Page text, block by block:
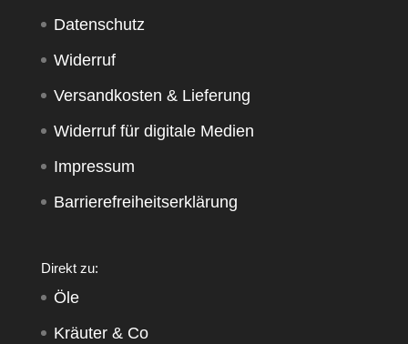
Datenschutz
Widerruf
Versandkosten & Lieferung
Widerruf für digitale Medien
Impressum
Barrierefreiheitserklärung
Direkt zu:
Öle
Kräuter & Co